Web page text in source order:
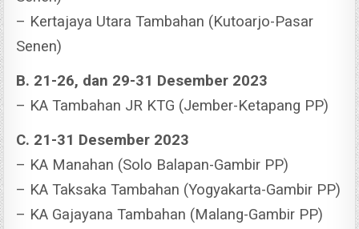
– Kertajaya Utara Tambahan (Kutoarjo-Pasar
Senen)
B. 21-26, dan 29-31 Desember 2023
– KA Tambahan JR KTG (Jember-Ketapang PP)
C. 21-31 Desember 2023
– KA Manahan (Solo Balapan-Gambir PP)
– KA Taksaka Tambahan (Yogyakarta-Gambir PP)
– KA Gajayana Tambahan (Malang-Gambir PP)